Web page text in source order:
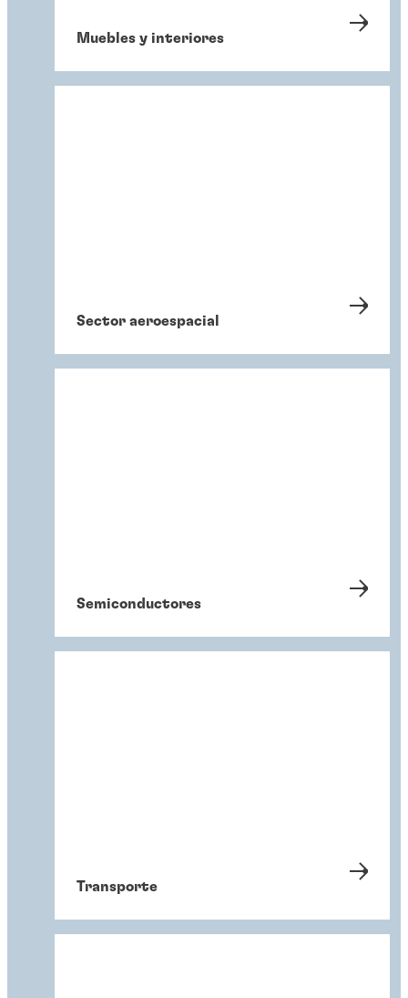
Muebles y interiores
Sector aeroespacial
Semiconductores
Transporte